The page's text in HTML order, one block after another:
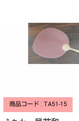
商品コード : TA51-15